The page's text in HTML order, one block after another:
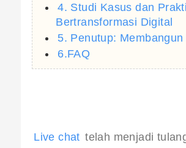
4. Studi Kasus dan
Bertransformasi Digital
5. Penutup:
6.FAQ
Live chat telah menjadi